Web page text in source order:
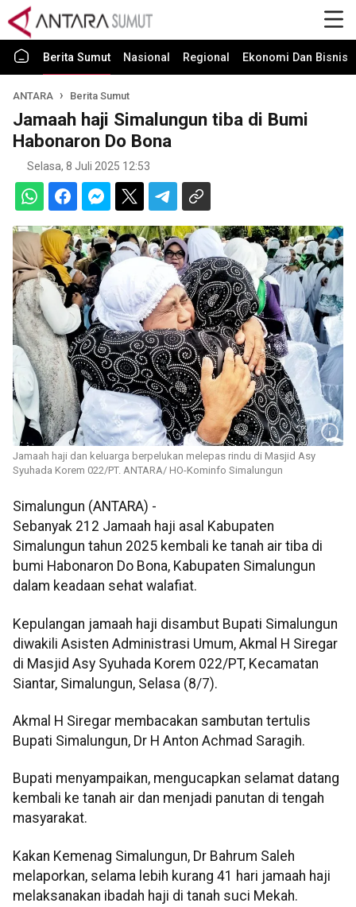
Berita Sumut Nasional Regional Ekonomi Dan Bisnis
ANTARA Berita Sumut
Jamaah haji Simalungun tiba di Bumi
Habonaron Do Bona
Selasa, 8 Juli 2025 12:53
Jamaah haji dan keluarga berpelukan melepas rindu di Masjid Asy
Syuhada Korem 022/PT. ANTARA/ HO-Kominfo Simalungun
Simalungun (ANTARA) -
Sebanyak 212 Jamaah haji asal Kabupaten
Simalungun tahun 2025 kembali ke tanah air tiba di
bumi Habonaron Do Bona, Kabupaten Simalungun
dalam keadaan sehat walafiat.
Kepulangan jamaah haji disambut Bupati Simalungun
diwakili Asisten Administrasi Umum, Akmal H Siregar
di Masjid Asy Syuhada Korem 022/PT, Kecamatan
Siantar, Simalungun, Selasa (8/7).
Akmal H Siregar membacakan sambutan tertulis
Bupati Simalungun, Dr H Anton Achmad Saragih.
Bupati menyampaikan, mengucapkan selamat datang
kembali ke tanah air dan menjadi panutan di tengah
masyarakat.
Kakan Kemenag Simalungun, Dr Bahrum Saleh
melaporkan, selama lebih kurang 41 hari jamaah haji
melaksanakan ibadah haji di tanah suci Mekah.